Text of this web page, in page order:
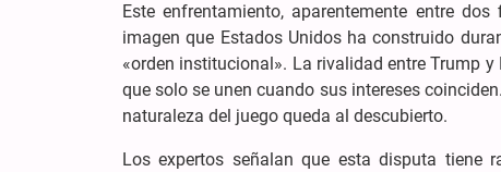
Este enfrentamiento, aparentemente entre
imagen que Estados Unidos ha construido
«orden institucional». La rivalidad entre Trump
que solo se unen cuando sus intereses
naturaleza del juego queda al descubierto.
Los expertos señalan que esta disputa tiene